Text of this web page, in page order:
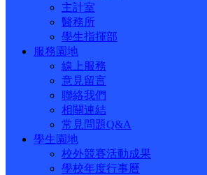
主計室
醫務所
學生指揮部
服務園地
線上服務
意見留言
聯絡我們
相關連結
常見問題Q&A
學生園地
校外競賽活動成果
學校年度行事曆